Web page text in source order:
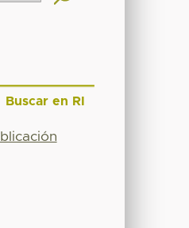
Buscar en RI